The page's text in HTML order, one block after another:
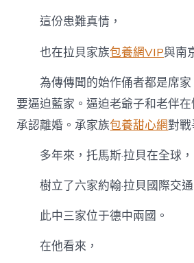
這份患難真情，
也在拉貝家族包養網VIP與南
為傳傳聞的始作俑者都是席
要逼迫藍家。逼迫老爺子和老伴在
承認離婚。承家族包養甜心網對戰
多年來，托馬斯·拉貝在全球，
樹立了六家約翰·拉貝國際交通
此中三家位于德中兩國。
在他看來，